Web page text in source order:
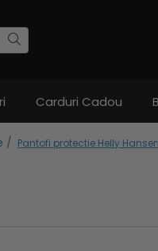
Carduri Cadou
/ Pantofi protectie Helly